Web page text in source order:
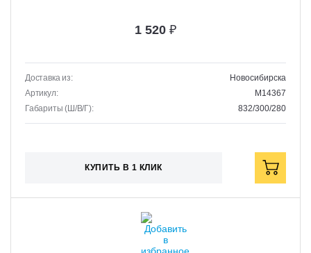
1 520 ₽
Доставка из:
Новосибирска
Артикул:
M14367
Габариты (Ш/В/Г):
832/300/280
КУПИТЬ В 1 КЛИК